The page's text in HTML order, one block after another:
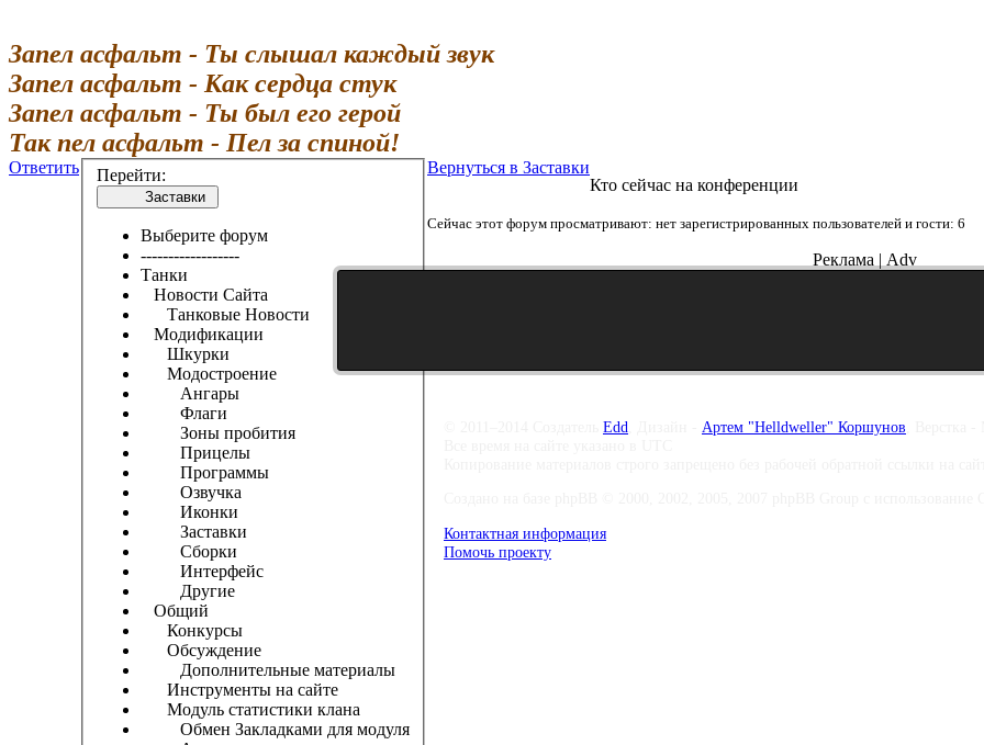
Запел асфальт - Ты слышал каждый звук
Запел асфальт - Как сердца стук
Запел асфальт - Ты был его герой
Так пел асфальт - Пел за спиной!
Ответить
Перейти:
Заставки
Выберите форум
------------------
Танки
Новости Сайта
Танковые Новости
Модификации
Шкурки
Модостроение
Ангары
Флаги
Зоны пробития
Прицелы
Программы
Озвучка
Иконки
Заставки
Сборки
Интерфейс
Другие
Общий
Конкурсы
Обсуждение
Дополнительные материалы
Инструменты на сайте
Модуль статистики клана
Обмен Закладками для модуля
Вернуться в Заставки
Кто сейчас на конференции
Сейчас этот форум просматривают: нет зарегистрированных пользователей и гости: 6
Реклама | Adv
Edd Артем "Helldweller" Коршунов
Контактная информация
Помочь проекту